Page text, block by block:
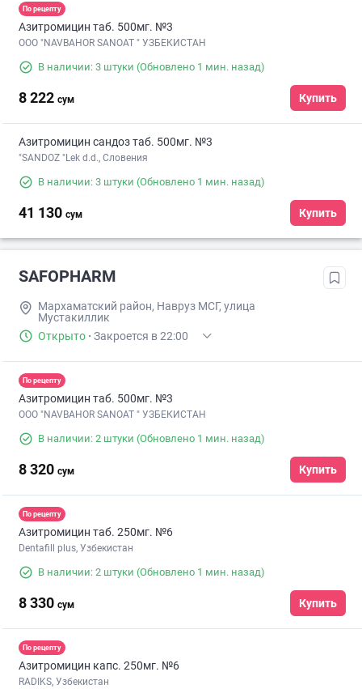
По рецепту
Азитромицин таб. 500мг. №3
ООО "NAVBAHOR SANOAT " УЗБЕКИСТАН
В наличии: 3 штуки (Обновлено 1 мин. назад)
8 222 сум Купить
Азитромицин сандоз таб. 500мг. №3
"SANDOZ "Lek d.d., Словения
В наличии: 3 штуки (Обновлено 1 мин. назад)
41 130 сум Купить
SAFOPHARM
Мархаматский район, Навруз МСГ, улица
Мустакиллик
Открыто · Закроется в 22:00
По рецепту
Азитромицин таб. 500мг. №3
ООО "NAVBAHOR SANOAT " УЗБЕКИСТАН
В наличии: 2 штуки (Обновлено 1 мин. назад)
8 320 сум Купить
По рецепту
Азитромицин таб. 250мг. №6
Dentafill plus, Узбекистан
В наличии: 2 штуки (Обновлено 1 мин. назад)
8 330 сум Купить
По рецепту
Азитромицин капс. 250мг. №6
RADIKS, Узбекистан